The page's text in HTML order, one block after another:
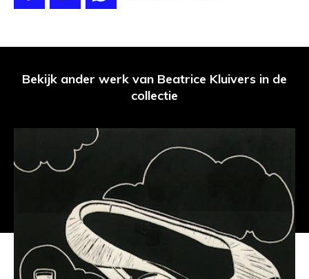
Bekijk ander werk van Beatrice Kluivers in de
collectie